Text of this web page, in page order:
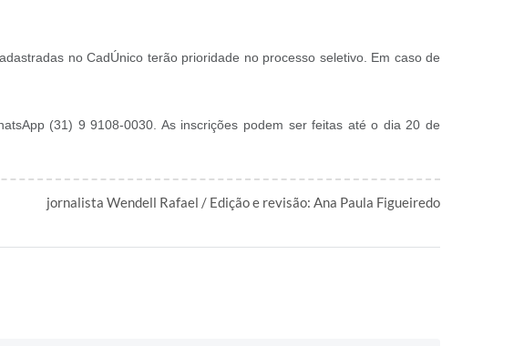
no CadÚnico terão prioridade no processo seletivo. Em caso de
(31) 9 9108-0030. As inscrições podem ser feitas até o dia 20 de
jornalista Wendell Rafael / Edição e revisão: Ana Paula Figueiredo